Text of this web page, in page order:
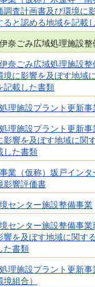
調査計画書及び環境に
ると認める地域を記載
奈ごみ広域処理施設整
奈ごみ広域処理施設
境に影響を及ぼす地域
記載した書類
理施設プラント更新事
理施設プラント更新事
影響を及ぼす地域に関
した書類
業（仮称）坂戸イン
影響評価書
センター施設整備事業
センター施設整備事
を及ぼす地域に関す
た書類
理施設プラント更新
組合）